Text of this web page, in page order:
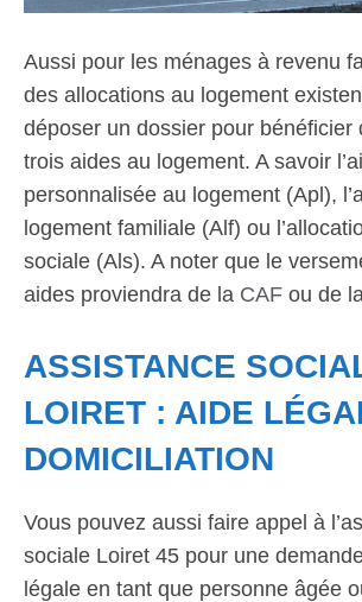
Aussi pour les ménages à revenu
des allocations au logement
déposer un dossier pour bénéficier
trois aides au logement. A savoir
personnalisée au logement (Apl),
logement familiale (Alf) ou
sociale (Als). A noter que le
aides proviendra de la CAF ou de
ASSISTANCE
LOIRET : AIDE
DOMICILIATION
Vous pouvez aussi faire appel à
sociale Loiret 45 pour une
légale en tant que personne âgée